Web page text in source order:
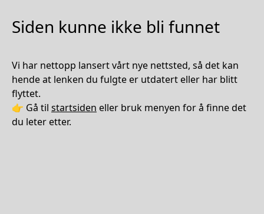
Siden kunne ikke bli funnet
Vi har nettopp lansert vårt nye nettsted, så det kan
hende at lenken du fulgte er utdatert eller har blitt
flyttet.
👉 Gå til startsiden eller bruk menyen for å finne det
du leter etter.